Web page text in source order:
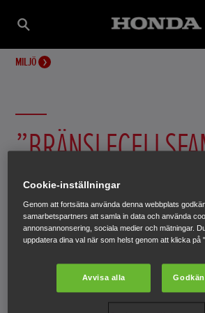
MILJÖ
SPALLINO
Jon och Sandy Spallino i Kalifornien
första privatkunderna i världen som
bränslecellsbil FCX. Under de
fler privatkunder att leasa FCX och
att samla in värdefull information inför
Cookie-inställningar
Genom att fortsätta använda denna webbplats
samarbetspartners att samla in data och använda
annonsannonsering, sociala medier och mätningar.
uppdatera dina val när som helst genom att klicka på
Avvisa alla